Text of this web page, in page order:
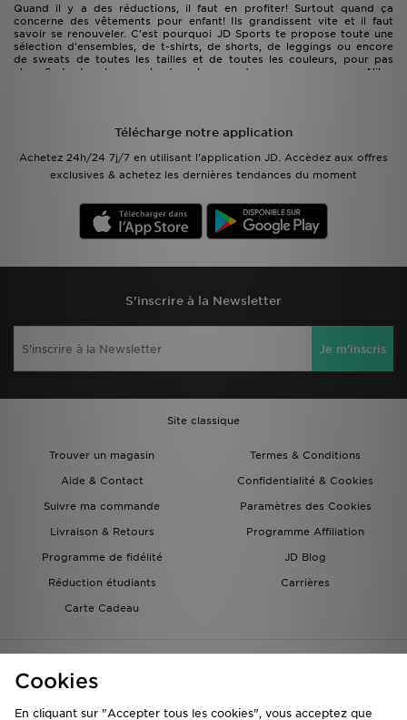
Quand il y a des réductions, il faut en profiter! Surtout quand ça
concerne des vêtements pour enfant! Ils grandissent vite et il faut
savoir se renouveler. C'est pourquoi JD Sports te propose toute une
sélection d'ensembles, de t-shirts, de shorts, de leggings ou encore
de sweats de toutes les tailles et de toutes les couleurs, pour pas
cher. Surtout qu' on parle des plus grandes marques, comme Nike,
Télécharge notre application
Achetez 24h/24 7j/7 en utilisant l'application JD. Accèdez aux offres
exclusives & achetez les dernières tendances du moment
S'inscrire à la Newsletter
Je m'inscris
Site classique
Trouver un magasin
Termes & Conditions
Aide & Contact
Confidentialité & Cookies
Suivre ma commande
Paramètres des Cookies
Livraison & Retours
Programme Affiliation
Programme de fidélité
JD Blog
Réduction étudiants
Carrières
Carte Cadeau
Cookies
En cliquant sur "Accepter tous les cookies", vous acceptez que